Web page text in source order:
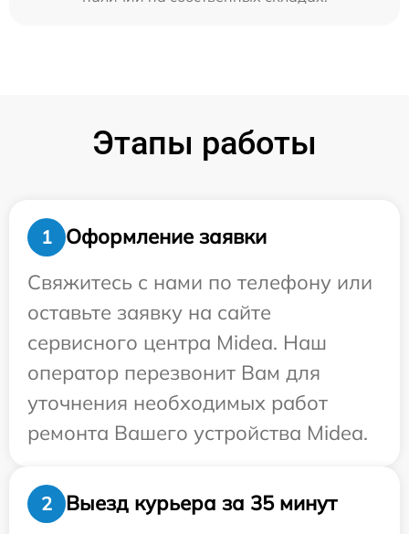
Этапы работы
1
Оформление заявки
Свяжитесь с нами по телефону или
оставьте заявку на сайте
сервисного центра Midea. Наш
оператор перезвонит Вам для
уточнения необходимых работ
ремонта Вашего устройства Midea.
2
Выезд курьера за 35 минут